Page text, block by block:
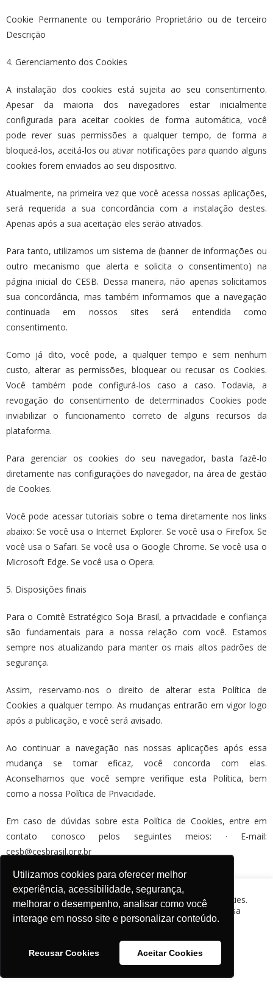
Utilizamos cookies para oferecer melhor
experiência, acessibilidade, segurança,
melhorar o desempenho, analisar como você
interage em nosso site e personalizar conteúdo.
Recusar Cookies Aceitar Cookies
Cookie Permanente ou temporário Proprietário ou de terceiro
Descrição
4. Gerenciamento dos Cookies
A instalação dos cookies está sujeita ao seu consentimento.
Apesar da maioria dos navegadores estar inicialmente
configurada para aceitar cookies de forma automática, você
pode rever suas permissões a qualquer tempo, de forma a
bloqueá-los, aceitá-los ou ativar notificações para quando alguns
cookies forem enviados ao seu dispositivo.
Atualmente, na primeira vez que você acessa nossas aplicações,
será requerida a sua concordância com a instalação destes.
Apenas após a sua aceitação eles serão ativados.
Para tanto, utilizamos um sistema de (banner de informações ou
outro mecanismo que alerta e solicita o consentimento) na
página inicial do CESB. Dessa maneira, não apenas solicitamos
sua concordância, mas também informamos que a navegação
continuada em nossos sites será entendida como
consentimento.
Como já dito, você pode, a qualquer tempo e sem nenhum
custo, alterar as permissões, bloquear ou recusar os Cookies.
Você também pode configurá-los caso a caso. Todavia, a
revogação do consentimento de determinados Cookies pode
inviabilizar o funcionamento correto de alguns recursos da
plataforma.
Para gerenciar os cookies do seu navegador, basta fazê-lo
diretamente nas configurações do navegador, na área de gestão
de Cookies.
Você pode acessar tutoriais sobre o tema diretamente nos links
abaixo: Se você usa o Internet Explorer. Se você usa o Firefox. Se
você usa o Safari. Se você usa o Google Chrome. Se você usa o
Microsoft Edge. Se você usa o Opera.
5. Disposições finais
Para o Comitê Estratégico Soja Brasil, a privacidade e confiança
são fundamentais para a nossa relação com você. Estamos
sempre nos atualizando para manter os mais altos padrões de
segurança.
Assim, reservamo-nos o direito de alterar esta Política de
Cookies a qualquer tempo. As mudanças entrarão em vigor logo
após a publicação, e você será avisado.
Ao continuar a navegação nas nossas aplicações após essa
mudança se tornar eficaz, você concorda com elas.
Aconselhamos que você sempre verifique esta Política, bem
como a nossa Política de Privacidade.
Em caso de dúvidas sobre esta Política de Cookies, entre em
contato conosco pelos seguintes meios: · E-mail:
cesb@cesbrasil.org.br
· Telefone: +55 (015) 3418-2021
Esta Política de Cookies foi atualizada pela última vez: 22/10/2021
O site CESB - Comitê Estratégico Soja Brasil usa cookies.
Ao continuar sua navegação, você concorda com nossa
política de cookies. Saiba mais sobre nossa Política de
Aceitar